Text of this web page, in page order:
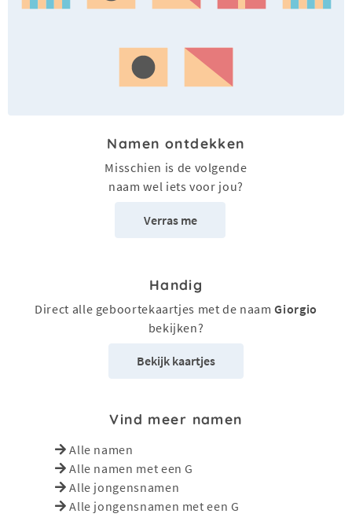
Namen ontdekken
Misschien is de volgende
naam wel iets voor jou?
Verras me
Handig
Direct alle geboortekaartjes met de naamGiorgio
bekijken?
Bekijk kaartjes
Vind meer namen
Alle namen
Alle namen met een G
Alle jongensnamen
Alle jongensnamen met een G